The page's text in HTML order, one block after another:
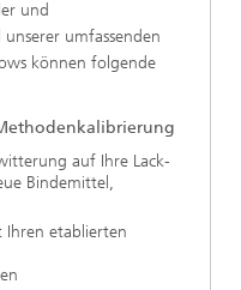
und
umfassenden
können folgende
auf Ihre Lack-
Bindemittel,
Ihren etablierten